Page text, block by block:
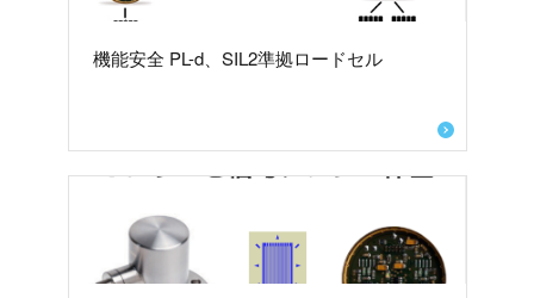
機能安全 PL-d、SIL2準拠ロードセル